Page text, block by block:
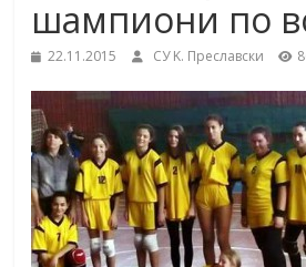
under the Erasmus+
Malaga, Spain
School,
Burgas
Средно
училище
"Епископ
Константин
Преславски"
шампиони по
22.11.2015 СУ K. Преславски